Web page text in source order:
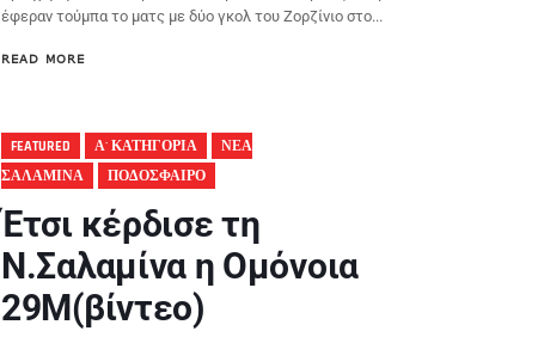
έφεραν τούμπα το ματς με δύο γκολ του Ζορζίνιο στο...
READ MORE
FEATURED Α' ΚΑΤΗΓΟΡΙΑ
ΝΕΑ
ΣΑΛΑΜΙΝΑ
ΠΟΔΟΣΦΑΙΡΟ
Έτσι κέρδισε τη
Ν.Σαλαμίνα η Ομόνοια
29Μ(βίντεο)